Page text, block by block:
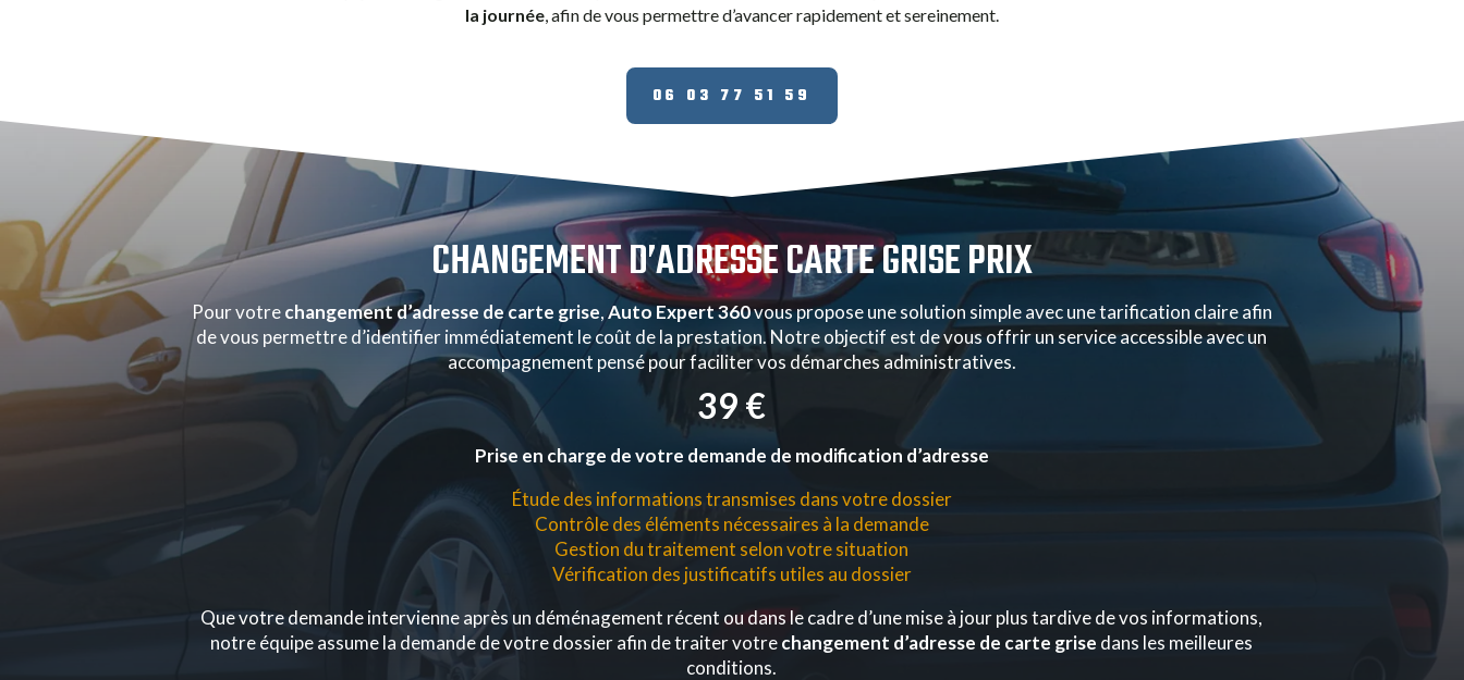
la journée, afin de vous permettre d’avancer rapidement et sereinement.
06 03 77 51 59
CHANGEMENT D’ADRESSE CARTE GRISE PRIX
Pour votrechangement d’adresse de carte grise,Auto Expert 360vous propose une solution simple avec une tarification claire afin
de vous permettre d’identifier immédiatement le coût de la prestation. Notre objectif est de vous offrir un service accessible avec un
accompagnement pensé pour faciliter vos démarches administratives.
39 €
Prise en charge de votre demande de modification d’adresse
Étude des informations transmises dans votre dossier
Contrôle des éléments nécessaires à la demande
Gestion du traitement selon votre situation
Vérification des justificatifs utiles au dossier
Que votre demande intervienne après un déménagement récent ou dans le cadre d’une mise à jour plus tardive de vos informations,
notre équipe assume la demande de votre dossier afin de traiter votrechangement d’adresse de carte grise dans les meilleures
conditions.